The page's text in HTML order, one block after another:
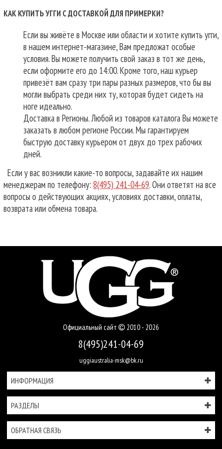
КАК КУПИТЬ УГГИ С ДОСТАВКОЙ ДЛЯ ПРИМЕРКИ?
Если вы живёте в Москве или области и хотите купить угги,
в нашем интернет-магазине, Вам предложат особые
условия. Вы можете получить свой заказ в тот же день,
если оформите его до 14:00. Кроме того, наш курьер
привезёт вам сразу три пары разных размеров, что бы вы
могли выбрать среди них ту, которая будет сидеть на
ноге идеально.
Доставка в Регионы. Любой из товаров каталога Вы можете
заказать в любом регионе России. Мы гарантируем
быструю доставку курьером от двух до трех рабочих
дней.
Если у вас возникли какие-то вопросы, задавайте их нашим
менеджерам по телефону: 8(495) 241-04-69. Они ответят на все
вопросы о действующих акциях, условиях доставки, оплаты,
возврата или обмена товара.
Официальный сайт 2010 - 2026
8(495)241-04-69
uggiaustralia-msk@bk.ru
ИНФОРМАЦИЯ
РАЗДЕЛЫ
ОБРАТНАЯ СВЯЗЬ